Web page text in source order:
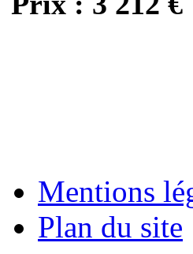
Mentions
Plan du site